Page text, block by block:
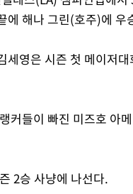
에 해나 그린(호주)에 우
세영은 시즌 첫 메이저
커들이 빠진 미즈호 아
2승 사냥에 나선다.